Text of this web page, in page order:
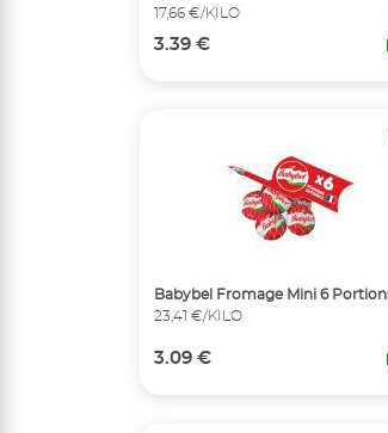
17,66 €/KILO
3.39 €
Babybel Fromage Mini 6
23,41 €/KILO
3.09 €